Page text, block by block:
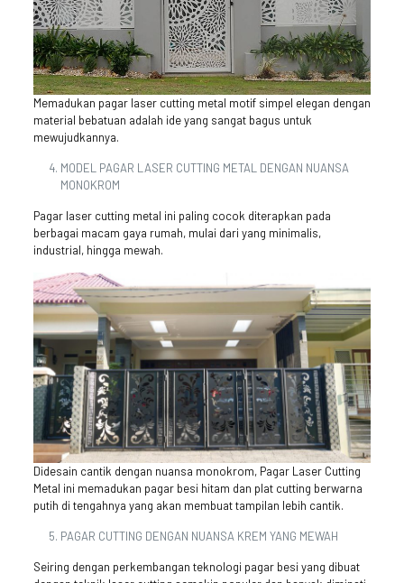
Memadukan pagar laser cutting metal motif simpel elegan dengan
material bebatuan adalah ide yang sangat bagus untuk
mewujudkannya.
MODEL PAGAR LASER CUTTING METAL DENGAN NUANSA
MONOKROM
Pagar laser cutting metal ini paling cocok diterapkan pada
berbagai macam gaya rumah, mulai dari yang minimalis,
industrial, hingga mewah.
Didesain cantik dengan nuansa monokrom, Pagar Laser Cutting
Metal ini memadukan pagar besi hitam dan plat cutting berwarna
putih di tengahnya yang akan membuat tampilan lebih cantik.
PAGAR CUTTING DENGAN NUANSA KREM YANG MEWAH
Seiring dengan perkembangan teknologi pagar besi yang dibuat